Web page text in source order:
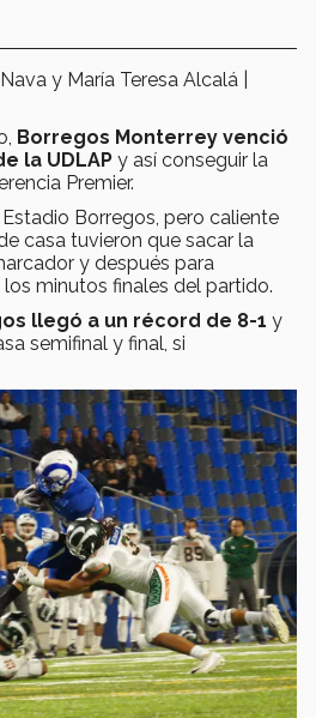
y María Teresa Alcalá |
Borregos Monterrey venció
la UDLAP y así conseguir la
Premier.
Borregos, pero caliente
casa tuvieron que sacar la
y después para
minutos finales del partido.
llegó a un récord de 8-1 y
semifinal y final, si